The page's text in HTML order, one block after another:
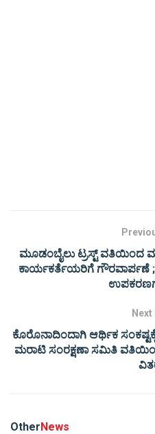
ಮೂಡಂಬೈಲು ಟ್ರಸ್ಟ್ ವತಿಯಿಂದ
ಕಾರ್ಯಕರ್ತೆಯರಿಗೆ ಗೌರವಾರ್ಪಣೆ ;
ಕೊರೊನಾದಿಂದಾಗಿ ಆರ್ಥಿಕ
ಮರಾಟಿ ಸಂರಕ್ಷಣಾ ಸಮಿತಿ
OtherNews